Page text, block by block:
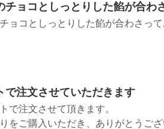
チョコとしっとりした餡が合わ
ョコとしっとりした餡が合わさっ
。
で注文させていただきます
ットで注文させて頂
ご購入いただき、ありがとうござ